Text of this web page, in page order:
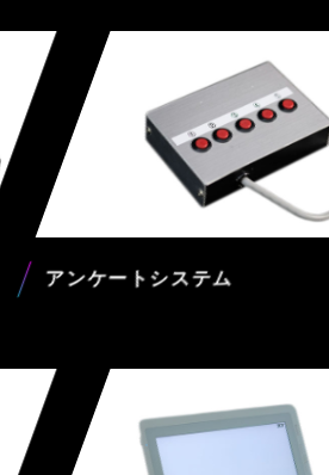
アンケートシステム